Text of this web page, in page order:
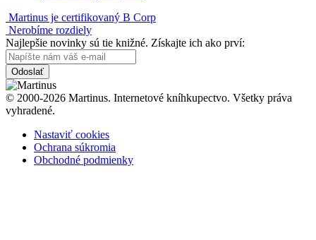
Martinus je certifikovaný B Corp
Nerobíme rozdiely
Najlepšie novinky sú tie knižné. Získajte ich ako prví:
Odoslať
© 2000-2026 Martinus. Internetové kníhkupectvo. Všetky práva
vyhradené.
Nastaviť cookies
Ochrana súkromia
Obchodné podmienky